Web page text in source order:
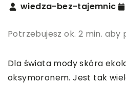
wiedza-bez-tajemnic
Potrzebujesz ok. 2 min.
Dla świata mody skóra
oksymoronem. Jest tak